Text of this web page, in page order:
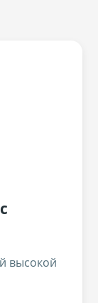
высокой